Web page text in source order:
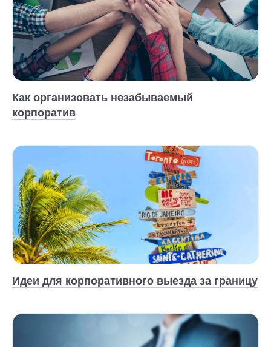
Как организовать незабываемый
корпоратив
Идеи для корпоративного выезда за границу